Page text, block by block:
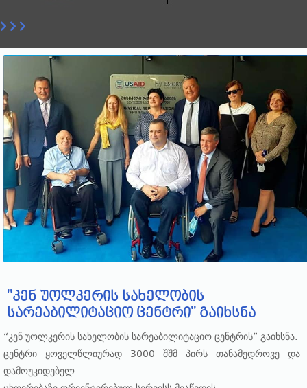
''კენ უოლკერის სახელობის
სარეაბილიტაციო ცენტრი'' გაიხსნა
“კენ უოლკერის სახელობის სარეაბილიტაციო ცენტრის” გაიხსნა.
ცენტრი ყოველწლიურად 3000 შშმ პირს თანამედროვე და
დამოუკიდებელ